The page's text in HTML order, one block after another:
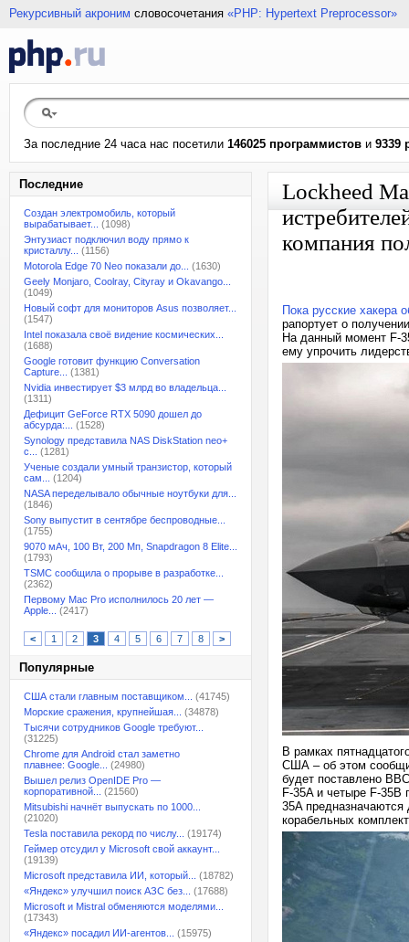
Рекурсивный акроним словосочетания «PHP: Hypertext Preprocessor»
За последние 24 часа нас посетили 146025 программистов и 9339
Последние
Создан электромобиль, который
вырабатывает...
(1098)
Энтузиаст подключил воду прямо к
кристаллу...
(1156)
Motorola Edge 70 Neo показали до...
(1630)
Geely Monjaro, Coolray, Cityray и Okavango...
(1049)
Новый софт для мониторов Asus позволяет...
(1547)
Intel показала своё видение космических...
(1688)
Google готовит функцию Conversation
Capture...
(1381)
Nvidia инвестирует $3 млрд во владельца...
(1311)
Дефицит GeForce RTX 5090 дошел до
абсурда:...
(1528)
Synology представила NAS DiskStation neo+
с...
(1281)
Ученые создали умный транзистор, который
сам...
(1204)
NASA переделывало обычные ноутбуки для...
(1846)
Sony выпустит в сентябре беспроводные...
(1755)
9070 мАч, 100 Вт, 200 Мп, Snapdragon 8 Elite...
(1793)
TSMC сообщила о прорыве в разработке...
(2362)
Первому Mac Pro исполнилось 20 лет —
Apple...
(2417)
< 1 2 3 4 5 6 7 8 >
Популярные
США стали главным поставщиком...
(41745)
Морские сражения, крупнейшая...
(34878)
Тысячи сотрудников Google требуют...
(31225)
Chrome для Android стал заметно
плавнее: Google...
(24980)
Вышел релиз OpenIDE Pro —
корпоративной...
(21560)
Mitsubishi начнёт выпускать по 1000...
(21020)
Tesla поставила рекорд по числу...
(19174)
Геймер отсудил у Microsoft свой аккаунт...
(19139)
Microsoft представила ИИ, который...
(18782)
«Яндекс» улучшил поиск АЗС без...
(17688)
Microsoft и Mistral обменяются моделями...
(17343)
«Яндекс» посадил ИИ-агентов...
(15975)
Lockheed
компания
Пока русские хакера
рапортует о
На данный момент F-
ему упрочить
В рамках
США – об этом
будет поставлено
F-35A и четыре F-
35A предназначаются
корабельных